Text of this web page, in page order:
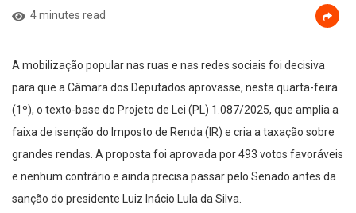
4 minutes read
A mobilização popular nas ruas e nas redes sociais foi decisiva
para que a Câmara dos Deputados aprovasse, nesta quarta-feira
(1º), o texto-base do Projeto de Lei (PL) 1.087/2025, que amplia a
faixa de isenção do Imposto de Renda (IR) e cria a taxação sobre
grandes rendas. A proposta foi aprovada por 493 votos favoráveis
e nenhum contrário e ainda precisa passar pelo Senado antes da
sanção do presidente Luiz Inácio Lula da Silva.